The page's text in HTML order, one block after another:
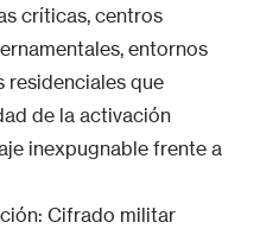
críticas, centros
entornos
residenciales que
de la activación
inexpugnable frente a
Cifrado militar